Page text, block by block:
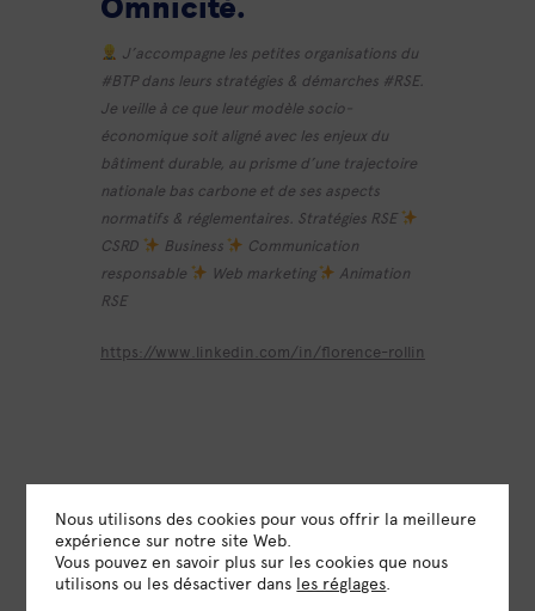
Omnicité.
J’accompagne les petites organisations du
#BTP dans leurs stratégies & démarches #RSE.
Je veille à ce que leur modèle socio-
économique soit aligné avec les enjeux du
bâtiment durable, au prisme d’une trajectoire
nationale bas carbone et de ses aspects
normatifs & réglementaires. Stratégies RSE
CSRD
Business
Communication
responsable
Web marketing
Animation
RSE
https://www.linkedin.com/in/florence-rollin
DATE
28 Jan 2025
Nous utilisons des cookies pour vous offrir la meilleure
expérience sur notre site Web.
Vous pouvez en savoir plus sur les cookies que nous
utilisons ou les désactiver dans les réglages.